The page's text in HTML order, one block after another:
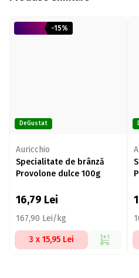
-15%
DeGustat
Auricchio
Specialitate de brânză
Provolone dulce 100g
16,79 Lei
167,90 Lei/kg
3 x 15,95 Lei